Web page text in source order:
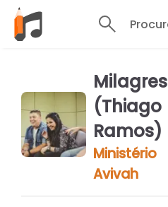
Milagres
(Thiago
Ramos)
Ministério
Avivah